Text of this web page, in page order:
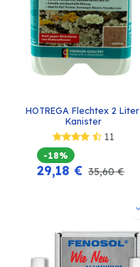
HOTREGA Flechtex 2 Liter
Kanister
11
-18%
29,18 € 35,60€